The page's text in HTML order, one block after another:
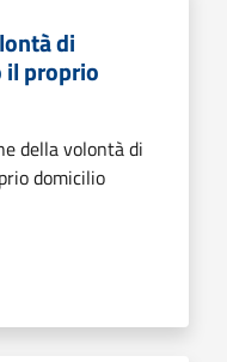
di
il proprio
della volontà di
domicilio